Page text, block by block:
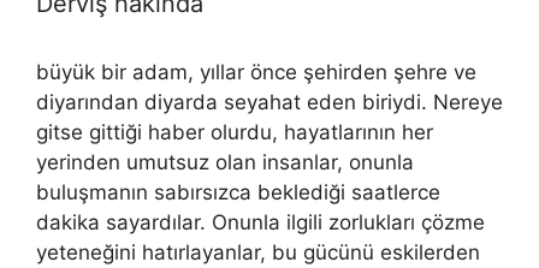
büyük bir adam, yıllar önce şehirden şehre ve
diyarından diyarda seyahat eden biriydi. Nereye
gitse gittiği haber olurdu, hayatlarının her
yerinden umutsuz olan insanlar, onunla
buluşmanın sabırsızca beklediği saatlerce
dakika sayardılar. Onunla ilgili zorlukları çözme
yeteneğini hatırlayanlar, bu gücünü eskilerden